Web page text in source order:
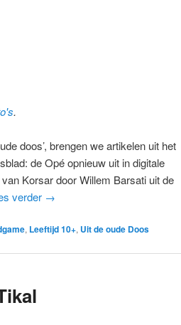
.
doos’, brengen we artikelen uit het
de Opé opnieuw uit in digitale
Korsar door Willem Barsati uit de
verder →
, Leeftijd 10+, Uit de oude Doos